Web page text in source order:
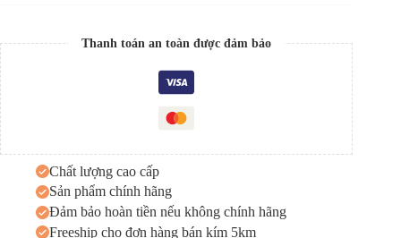
Thanh toán an toàn được đảm bảo
Chất lượng cao cấp
Sản phẩm chính hãng
Đảm bảo hoàn tiền nếu không chính hãng
Freeship cho đơn hàng bán kím 5km